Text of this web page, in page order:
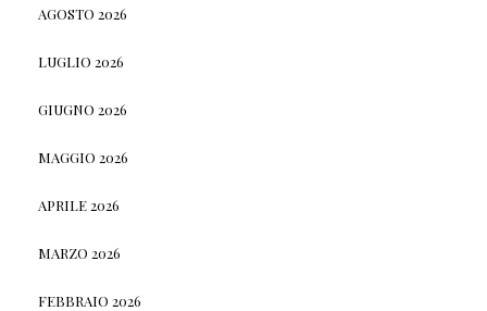
AGOSTO 2026
LUGLIO 2026
GIUGNO 2026
MAGGIO 2026
APRILE 2026
MARZO 2026
FEBBRAIO 2026